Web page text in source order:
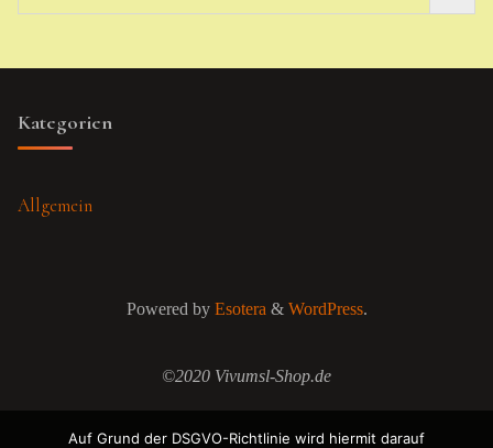
Kategorien
Allgemein
Powered byEsotera& WordPress.
©2020 Vivumsl-Shop.de
Auf Grund der DSGVO-Richtlinie wird hiermit darauf